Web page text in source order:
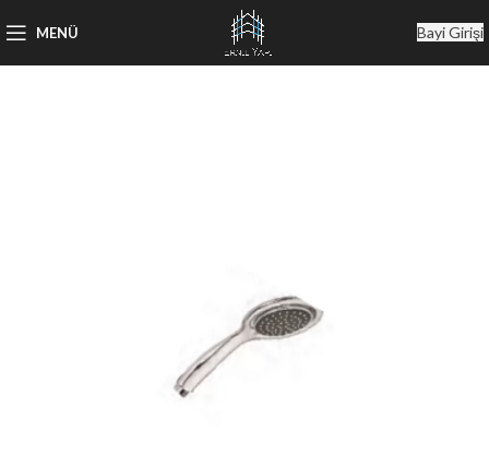
MENÜ Bayi Girişi